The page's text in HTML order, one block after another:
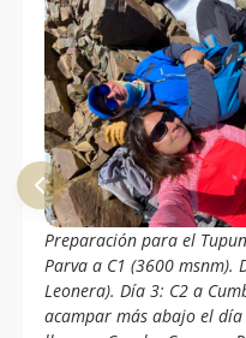
Preparación para el
Parva a C1 (3600 msnm).
Leonera). Día 3: C2 a
acampar más abajo el